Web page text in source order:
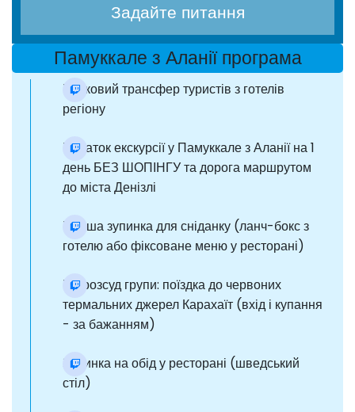
Задайте питання
Памуккале з Аланії програма
Ранковий трансфер туристів з готелів
регіону
Початок екскурсії у Памуккале з Аланії на 1
день БЕЗ ШОПІНГУ та дорога маршрутом
до міста Денізлі
Перша зупинка для сніданку (ланч-бокс з
готелю або фіксоване меню у ресторані)
На розсуд групи: поїздка до червоних
термальних джерел Карахаїт (вхід і купання
- за бажанням)
Зупинка на обід у ресторані (шведський
стіл)